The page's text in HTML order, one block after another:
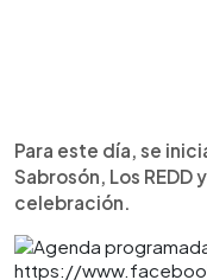
Para este día, se
Sabrosón, Los REDD y
celebración.